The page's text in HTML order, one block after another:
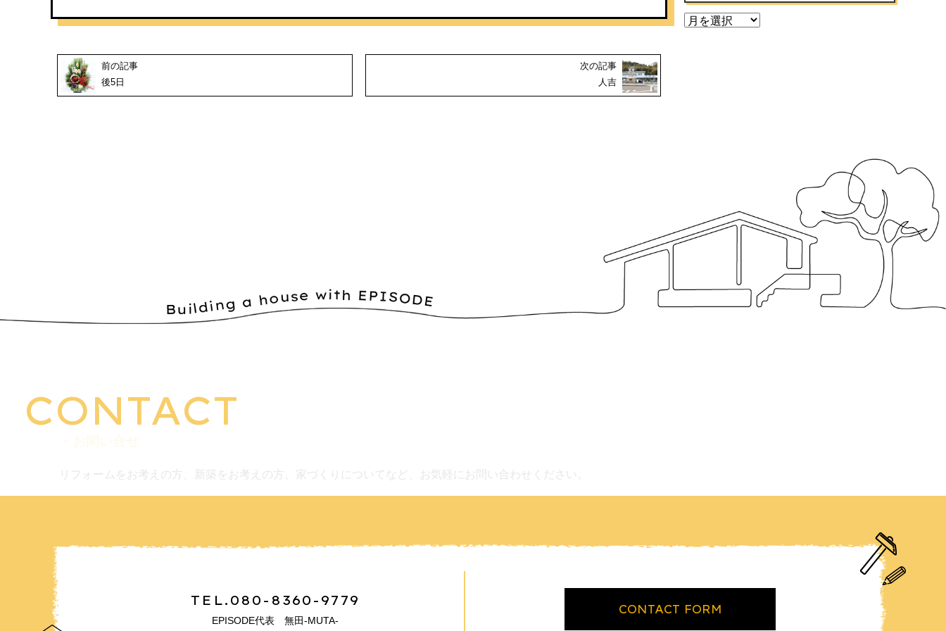
前の記事
後5日
次の記事
人吉
CONTACT
リフォームをお考えの方、新築をお考えの方、家づくりについてなど、お気軽にお問い合わせください。
TEL.080-8360-9779
EPISODE代表 無田-MUTA-
CONTACT FORM